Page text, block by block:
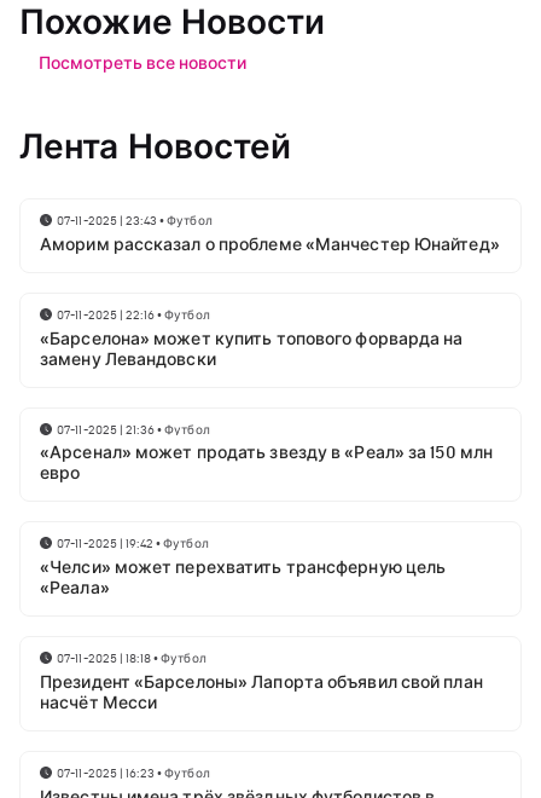
Похожие Новости
Посмотреть все новости
Лента Новостей
07-11-2025 | 23:43 •Футбол
Аморим рассказал о проблеме «Манчестер Юнайтед»
07-11-2025 | 22:16•Футбол
«Барселона» может купить топового форварда на
замену Левандовски
07-11-2025 | 21:36•Футбол
«Арсенал» может продать звезду в «Реал» за 150 млн
евро
07-11-2025 | 19:42 •Футбол
«Челси» может перехватить трансферную цель
«Реала»
07-11-2025 | 18:18•Футбол
Президент «Барселоны» Лапорта объявил свой план
насчёт Месси
07-11-2025 | 16:23 •Футбол